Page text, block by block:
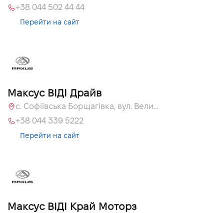
+38 044 502 44 44
Перейти на сайт
Максус ВІДІ Драйв
с. Софіївська Борщагівка, вул. Велика Кільцева, 60а
+38 044 339 5222
Перейти на сайт
Максус ВІДІ Край Моторз